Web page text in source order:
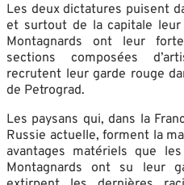
Les deux dictatures puisent
et surtout de la capitale
Montagnards ont leur
sections composées
recrutent leur garde rouge
de Petrograd.
Les paysans qui, dans la
Russie actuelle, forment la
avantages matériels que
Montagnards ont su leur